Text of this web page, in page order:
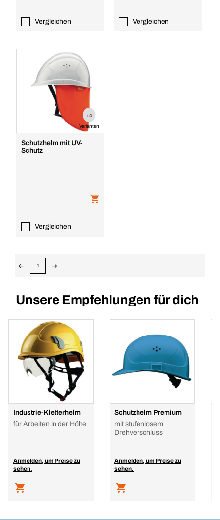
Vergleichen Vergleichen
+4
Varianten
Schutzhelm mit UV-
Schutz
Vergleichen
1
Unsere Empfehlungen für dich
Industrie-Kletterhelm
für Arbeiten in der Höhe
Anmelden, um Preise zu
sehen.
Schutzhelm Premium
mit stufenlosem
Drehverschluss
Anmelden, um Preise zu
sehen.